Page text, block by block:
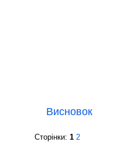
Висновок
Сторінки: 1 2